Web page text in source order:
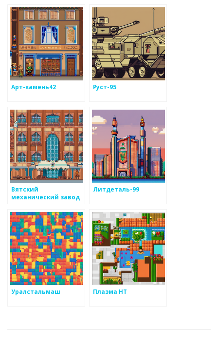
Арт-камень42 Руст-95
Вятский
механический завод
Литдеталь-99
Уралстальмаш Плазма НТ